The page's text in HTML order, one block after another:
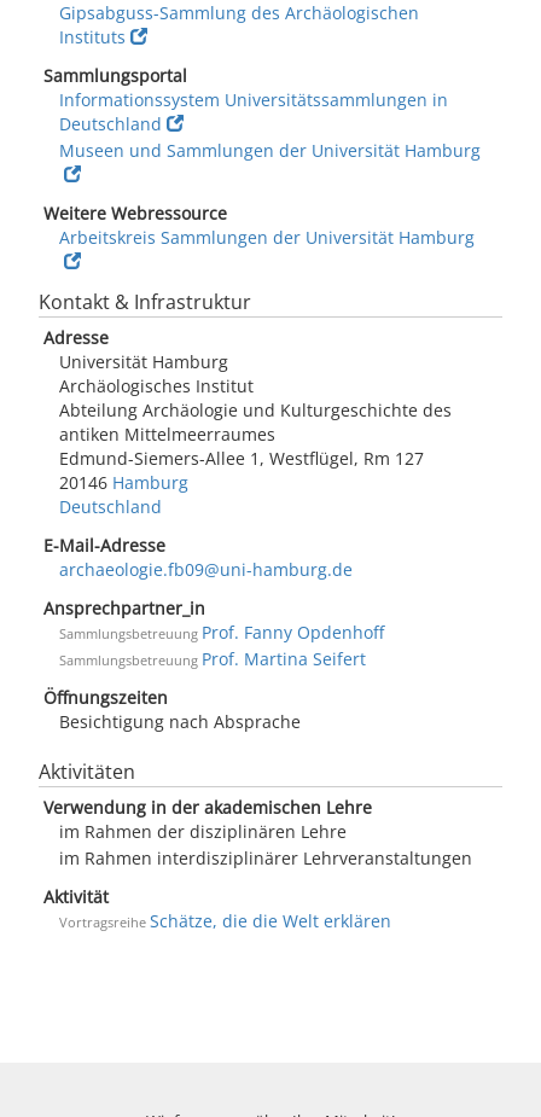
Gipsabguss-Sammlung des Archäologischen
Instituts
Sammlungsportal
Informationssystem Universitätssammlungen in
Deutschland
Museen und Sammlungen der Universität Hamburg
Weitere Webressource
Arbeitskreis Sammlungen der Universität Hamburg
Kontakt & Infrastruktur
Adresse
Universität Hamburg
Archäologisches Institut
Abteilung Archäologie und Kulturgeschichte des
antiken Mittelmeerraumes
Edmund-Siemers-Allee 1, Westflügel, Rm 127
20146 Hamburg
Deutschland
E-Mail-Adresse
archaeologie.fb09@uni-hamburg.de
Ansprechpartner_in
Sammlungsbetreuung Prof. Fanny Opdenhoff
Sammlungsbetreuung Prof. Martina Seifert
Öffnungszeiten
Besichtigung nach Absprache
Aktivitäten
Verwendung in der akademischen Lehre
im Rahmen der disziplinären Lehre
im Rahmen interdisziplinärer Lehrveranstaltungen
Aktivität
Vortragsreihe Schät­ze, die die Welt er­klä­ren